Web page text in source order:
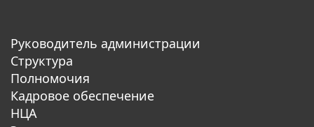
Руководитель администрации
Структура
Полномочия
Кадровое обеспечение
НЦА